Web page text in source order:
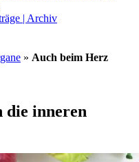
| Archiv
» Auch beim Herz
die inneren